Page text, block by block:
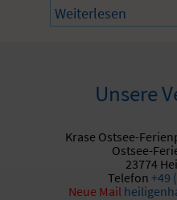
Weiterlesen
Unsere
Krase Ostsee-
Ostsee-
23774
Telefon +49
Neue Mail